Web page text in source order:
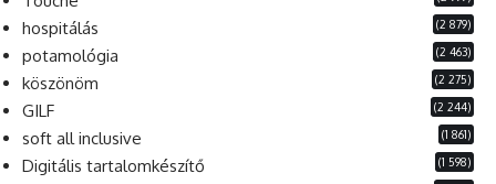
hospitálás (2 879)
potamológia (2 463)
köszönöm (2 275)
GILF (2 244)
soft all inclusive (1 861)
Digitális tartalomkészítő (1 598)